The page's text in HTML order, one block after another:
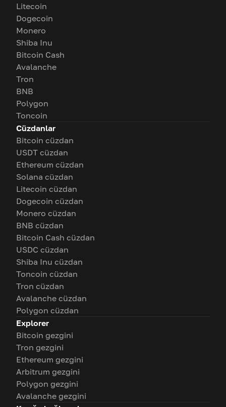
Litecoin
Dogecoin
Monero
Shiba Inu
Bitcoin Cash
Avalanche
Tron
BNB
Polygon
Toncoin
Cüzdanlar
Bitcoin cüzdan
USDT cüzdan
Ethereum cüzdan
Solana cüzdan
Litecoin cüzdan
Dogecoin cüzdan
Monero cüzdan
BNB cüzdan
Bitcoin Cash cüzdan
USDC cüzdan
Shiba Inu cüzdan
Toncoin cüzdan
Tron cüzdan
Avalanche cüzdan
Polygon cüzdan
Explorer
Bitcoin gezgini
Tron gezgini
Ethereum gezgini
Arbitrum gezgini
Polygon gezgini
Avalanche gezgini